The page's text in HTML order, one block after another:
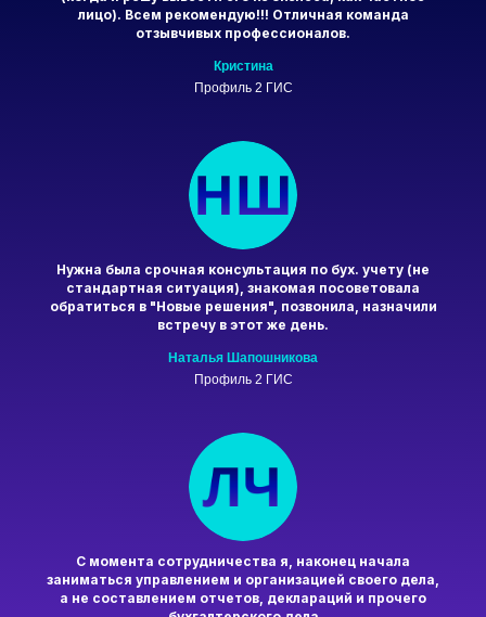
лицо). Всем рекомендую!!! Отличная команда
отзывчивых профессионалов.
Кристина
Профиль 2 ГИС
Нужна была срочная консультация по бух. учету (не
стандартная ситуация), знакомая посоветовала
обратиться в "Новые решения", позвонила, назначили
встречу в этот же день.
Наталья Шапошникова
Профиль 2 ГИС
С момента сотрудничества я, наконец начала
заниматься управлением и организацией своего дела,
а не составлением отчетов, деклараций и прочего